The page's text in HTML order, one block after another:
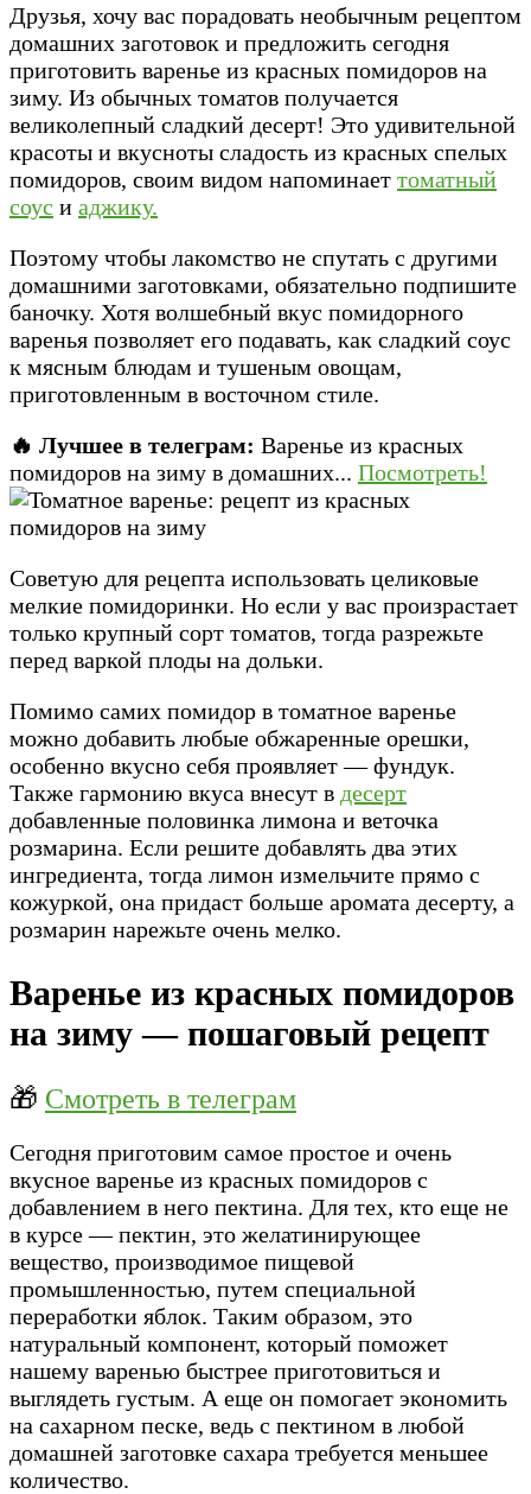
Друзья, хочу вас порадовать необычным рецептом
домашних заготовок и предложить сегодня
приготовить варенье из красных помидоров на
зиму. Из обычных томатов получается
великолепный сладкий десерт! Это удивительной
красоты и вкусноты сладость из красных спелых
помидоров, своим видом напоминает томатный
соус и аджику.
Поэтому чтобы лакомство не спутать с другими
домашними заготовками, обязательно подпишите
баночку. Хотя волшебный вкус помидорного
варенья позволяет его подавать, как сладкий соус
к мясным блюдам и тушеным овощам,
приготовленным в восточном стиле.
🔥 Лучшее в телеграм: Варенье из красных
помидоров на зиму в домашних... Посмотреть!
Советую для рецепта использовать целиковые
мелкие помидоринки. Но если у вас произрастает
только крупный сорт томатов, тогда разрежьте
перед варкой плоды на дольки.
Помимо самих помидор в томатное варенье
можно добавить любые обжаренные орешки,
особенно вкусно себя проявляет — фундук.
Также гармонию вкуса внесут в десерт
добавленные половинка лимона и веточка
розмарина. Если решите добавлять два этих
ингредиента, тогда лимон измельчите прямо с
кожуркой, она придаст больше аромата десерту, а
розмарин нарежьте очень мелко.
Варенье из красных помидоров
на зиму — пошаговый рецепт
🎁 Смотреть в телеграм
Сегодня приготовим самое простое и очень
вкусное варенье из красных помидоров с
добавлением в него пектина. Для тех, кто еще не
в курсе — пектин, это желатинирующее
вещество, производимое пищевой
промышленностью, путем специальной
переработки яблок. Таким образом, это
натуральный компонент, который поможет
нашему варенью быстрее приготовиться и
выглядеть густым. А еще он помогает экономить
на сахарном песке, ведь с пектином в любой
домашней заготовке сахара требуется меньшее
количество.